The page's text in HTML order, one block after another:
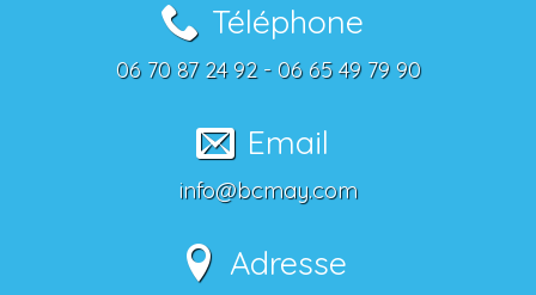
Téléphone
06 70 87 24 92 - 06 65 49 79 90
Email
info@bcmay.com
Adresse